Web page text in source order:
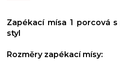
Zapékací mísa 1 porcová
styl
Rozměry zapékací mísy: